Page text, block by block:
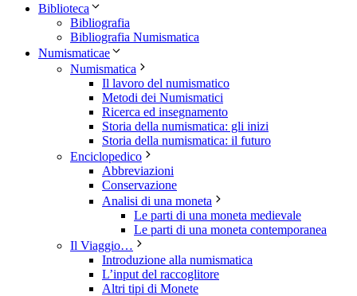
Biblioteca
Bibliografia
Bibliografia Numismatica
Numismaticae
Numismatica
Il lavoro del numismatico
Metodi dei Numismatici
Ricerca ed insegnamento
Storia della numismatica: gli inizi
Storia della numismatica: il futuro
Enciclopedico
Abbreviazioni
Conservazione
Analisi di una moneta
Le parti di una moneta medievale
Le parti di una moneta contemporanea
Il Viaggio…
Introduzione alla numismatica
L’input del raccoglitore
Altri tipi di Monete